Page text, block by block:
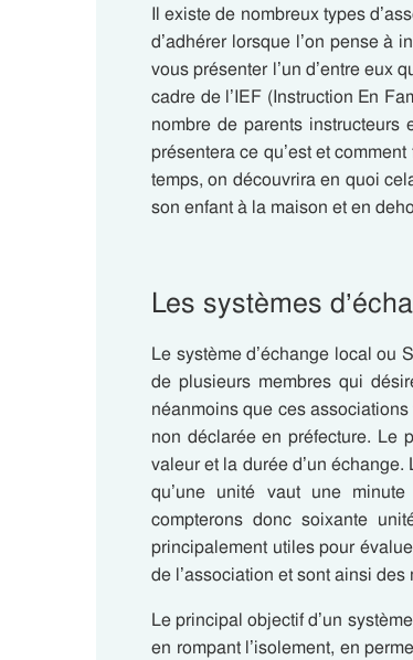
Il existe de nombreux types
d’adhérer lorsque l’on pense à
vous présenter l’un d’entre eux
cadre de l’IEF (Instruction En
nombre de parents instructeurs
présentera ce qu’est et
temps, on découvrira en quoi
son enfant à la maison et en
Les systèmes
Le système d’échange local ou
de plusieurs membres qui
néanmoins que ces
non déclarée en préfecture. Le
valeur et la durée d’un
qu’une unité vaut une
compterons donc soixante
principalement utiles pour
de l’association et sont ainsi
Le principal objectif d’un
en rompant l’isolement, en